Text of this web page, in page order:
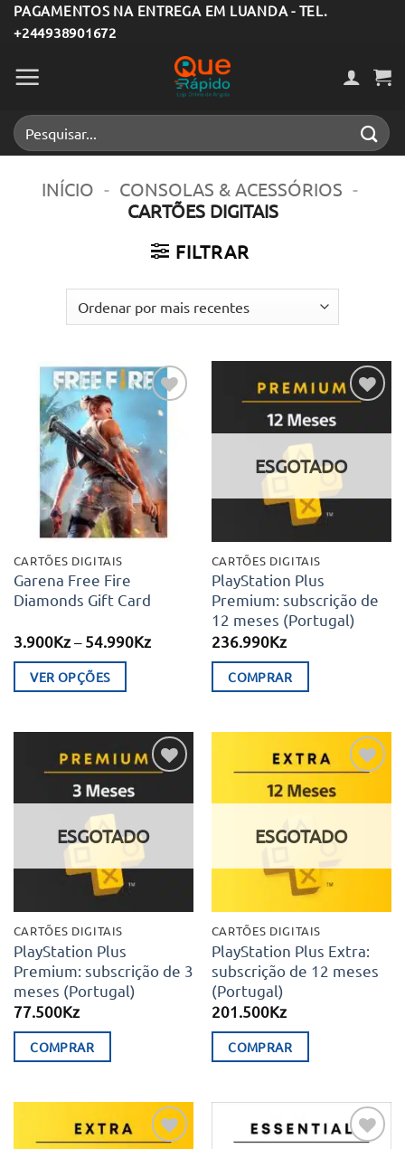
Skip
to
content
PAGAMENTOS NA ENTREGA EM LUANDA - TEL.
+244938901672
Pesquisar
por:
INÍCIO - CONSOLAS & ACESSÓRIOS -
CARTÕES DIGITAIS
FILTRAR
Adicionar
aos meus
desejos
CARTÕES DIGITAIS
Garena Free Fire
Diamonds Gift Card
3.900Kz – 54.990KzPrice
VER OPÇÕES
product
multiple
variants.
options
may
chosen
on
the
product
page
Adicionar
aos meus
ESGOTADO
CARTÕES DIGITAIS
PlayStation Plus
Premium: subscrição de
12 meses (Portugal)
236.990Kz
COMPRAR
Adicionar
aos meus
ESGOTADO
CARTÕES DIGITAIS
PlayStation Plus
Premium: subscrição de 3
meses (Portugal)
77.500Kz
COMPRAR
Adicionar
aos meus
ESGOTADO
CARTÕES DIGITAIS
PlayStation Plus Extra:
subscrição de 12 meses
(Portugal)
201.500Kz
COMPRAR